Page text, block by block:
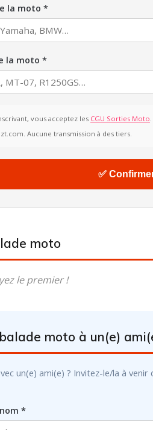
la moto *
la moto *
vous acceptez les CGU Sorties Moto
Aucune transmission à des tiers.
✅
moto
le premier !
moto à un(e)
un(e) ami(e) ? Invitez-le/la à
*